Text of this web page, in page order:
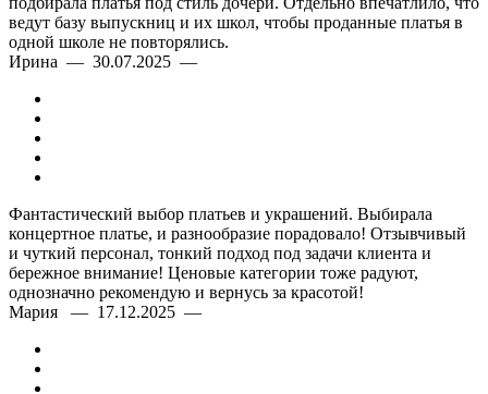
ведут базу выпускниц и их школ, чтобы проданные платья в
одной школе не повторялись.
Ирина — 30.07.2025 —
Фантастический выбор платьев и украшений. Выбирала
концертное платье, и разнообразие порадовало! Отзывчивый
и чуткий персонал, тонкий подход под задачи клиента и
бережное внимание! Ценовые категории тоже радуют,
однозначно рекомендую и вернусь за красотой!
Мария — 17.12.2025 —